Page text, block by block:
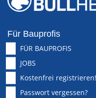
Für Bauprofis
FÜR BAUPROFIS
JOBS
Kostenfrei registrieren!
Passwort vergessen?